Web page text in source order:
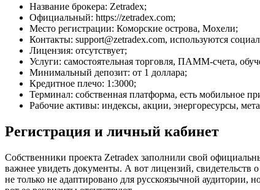
Название брокера: Zetradex;
Официальный: https://zetradex.com;
Место регистрации: Коморские острова, Мохели;
Контакты: support@zetradex.com, используются
Лицензия: отсутствует;
Услуги: самостоятельная торговля, ПАММ-счета,
Минимальный депозит: от 1 доллара;
Кредитное плечо: 1:3000;
Терминал: собственная платформа, есть мобильное
Рабочие активы: индексы, акции, энергоресурсы,
Регистрация и личный кабинет
Собственники проекта Zetradex заполнили свой
важнее увидеть документы. А вот лицензий, свидетельств
не только не адаптировано для русскоязычной